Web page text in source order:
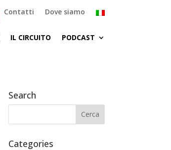
Contatti Dove siamo
IL CIRCUITO PODCAST
Search
Categories